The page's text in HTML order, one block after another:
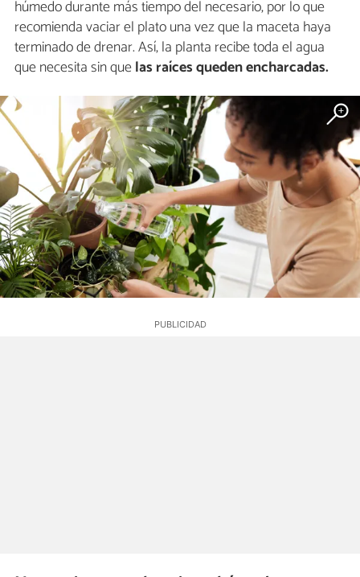
húmedo durante más tiempo del necesario, por lo que
recomienda vaciar el plato una vez que la maceta haya
terminado de drenar. Así, la planta recibe toda el agua
que necesita sin quelas raíces queden encharcadas.